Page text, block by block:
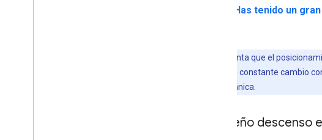
¿Has tenido un
Ten en cuenta que el
abierta está en constante cambio
Búsqueda orgánica.
Pequeño descenso